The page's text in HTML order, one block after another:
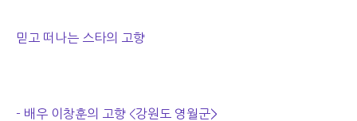
믿고 떠나는 스타의 고향
- 배우 이창훈의 고향 <강원도 영월군>